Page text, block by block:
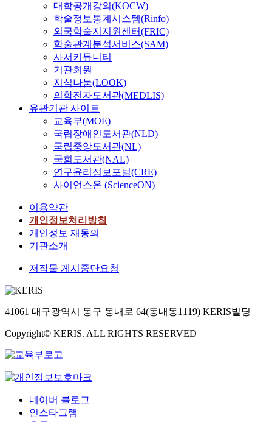
대학공개강의(KOCW)
학술정보통계시스템(Rinfo)
외국학술지지원센터(FRIC)
학술관계분석서비스(SAM)
사서커뮤니티
기관회원
지식나눔(LOOK)
의학전자도서관(MEDLIS)
유관기관 사이트
교육부(MOE)
국립장애인도서관(NLD)
국립중앙도서관(NL)
국회도서관(NAL)
연구윤리정보포털(CRE)
사이언스온 (ScienceON)
이용약관
개인정보처리방침
개인정보 재동의
기관소개
저작물 게시중단요청
41061 대구광역시 동구 동내로 64(동내동1119) KERIS빌딩
Copyright© KERIS. ALL RIGHTS RESERVED
네이버 블로그
인스타그램